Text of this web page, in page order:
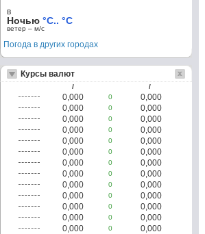
в
Ночью °C.. °C
ветер – м/c
Погода в других городах
Курсы валют
/ /
0,000 0
0,000
0,000
0
0,000
0,000
0
0,000
0,000
0
0,000
0,000
0
0,000
0,000
0
0,000
0,000
0
0,000
0,000
0
0,000
0,000
0
0,000
0,000
0
0,000
0,000
0
0,000
0,000
0
0,000
0,000
0
0,000